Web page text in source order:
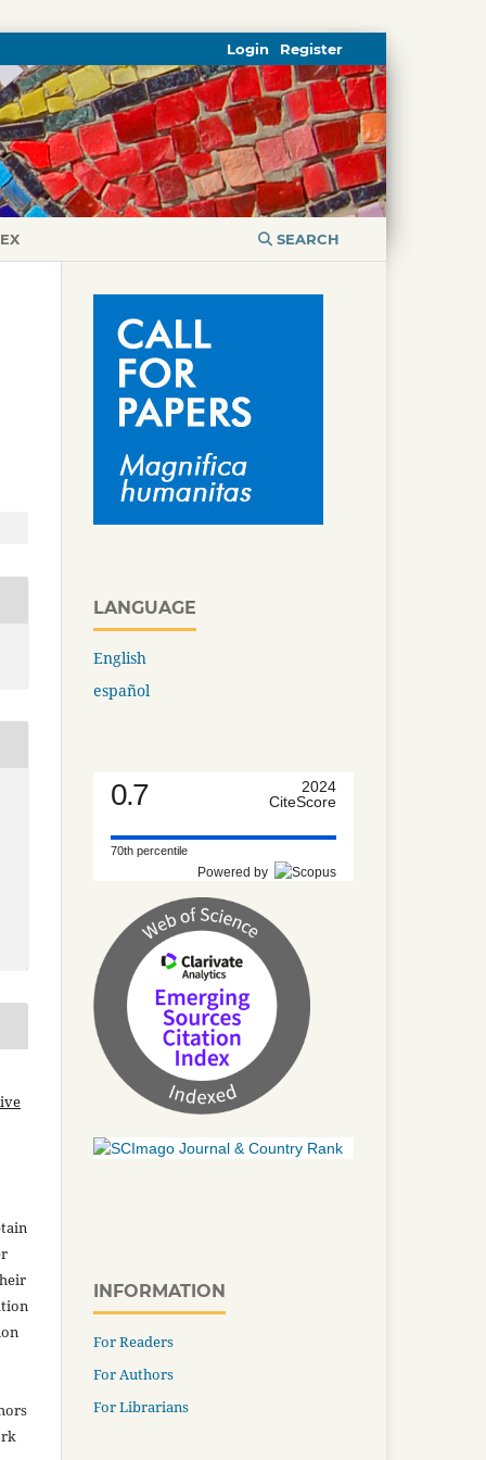
SEARCH
Register
Login
LANGUAGE
English
español
0.7
2024
CiteScore
70th percentile
Powered by
INFORMATION
For Readers
For Authors
For Librarians